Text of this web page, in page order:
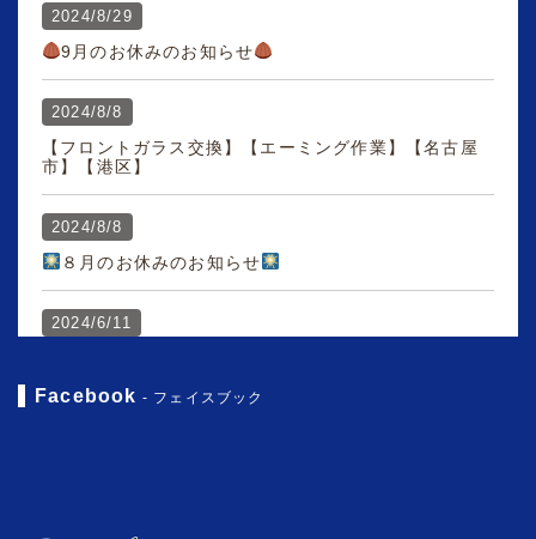
2024/8/29
9月のお休みのお知らせ
2024/8/8
【フロントガラス交換】【エーミング作業】【名古屋
市】【港区】
2024/8/8
８月のお休みのお知らせ
2024/6/11
Facebook - フェイスブック